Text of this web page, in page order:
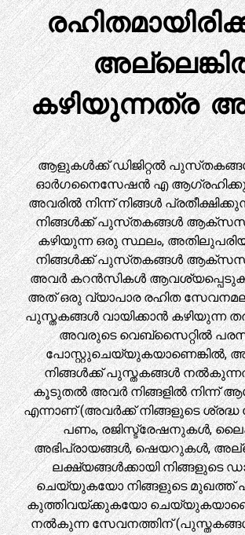
കഴിയുന്നത്ര
ആളുകൾക്ക് ഡിജിറ്റൽ
ഓർഗനൈസേഷൻ എ
അവരിൽ നിന്ന് നിങ്ങൾ
നിങ്ങൾക്ക് പുസ്‌തകങ്ങൾ
കഴിയുന്ന ഒരു സ്ഥലം,
നിങ്ങൾക്ക് പുസ്‌തകങ്ങൾ
അവർ കറൻസികൾ
അത് ഒരു വ്യാപാര രഹിത
പുസ്തകങ്ങൾ വായിക്കാൻ കഴിയുന്ന
അവരുടെ വെബ്‌സൈറ്റിൽ
പോസ്റ്റുചെയ്യുകയാണെങ്കിൽ,
നിങ്ങൾക്ക് പുസ്തകങ്ങൾ
കൂടുതൽ അവർ നിങ്ങളിൽ നിന്ന്
എന്നാണ് (അവർക്ക് നിങ്ങളുടെ
പണം, രജിസ്ട്രേഷനുകൾ,
അഭിപ്രായങ്ങൾ, ഷെയറുകൾ,
ലക്ഷ്യങ്ങൾക്കായി നിങ്ങളുടെ
ചെയ്യുകയോ നിങ്ങളുടെ മുഖത്ത്
കുത്തിവയ്ക്കുകയോ
നൽകുന്ന സേവനത്തിന്